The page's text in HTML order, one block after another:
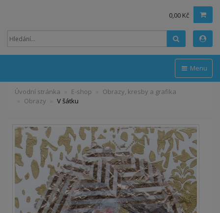
0,00 Kč
Menu
Úvodní stránka E-shop
Obrazy, kresby a grafika
Obrazy
V šátku